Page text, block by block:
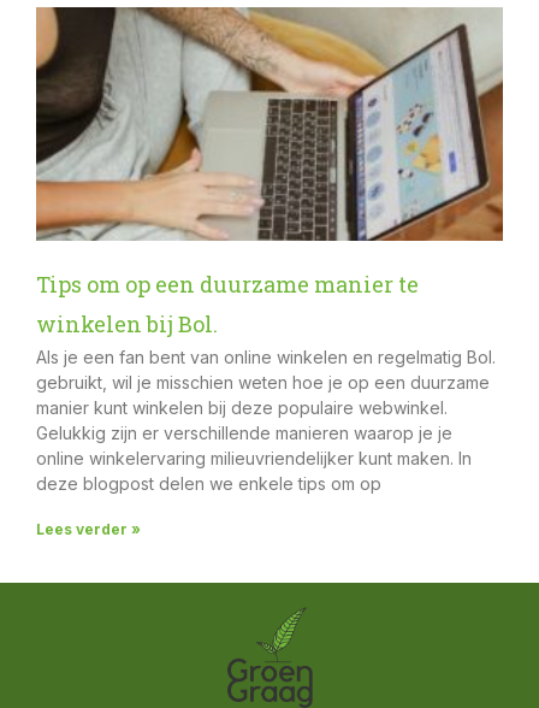
Tips om op een duurzame manier te
winkelen bij Bol.
Als je een fan bent van online winkelen en regelmatig Bol.
gebruikt, wil je misschien weten hoe je op een duurzame
manier kunt winkelen bij deze populaire webwinkel.
Gelukkig zijn er verschillende manieren waarop je je
online winkelervaring milieuvriendelijker kunt maken. In
deze blogpost delen we enkele tips om op
Lees verder »